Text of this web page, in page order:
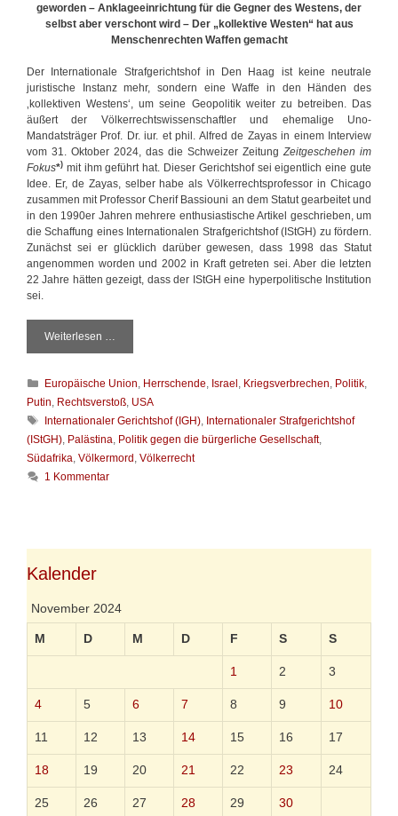
geworden – Anklageeinrichtung für die Gegner des Westens, der
selbst aber verschont wird – Der „kollektive Westen“ hat aus
Menschenrechten Waffen gemacht
Der Internationale Strafgerichtshof in Den Haag ist keine neutrale
juristische Instanz mehr, sondern eine Waffe in den Händen des
‚kollektiven Westens‘, um seine Geopolitik weiter zu betreiben. Das
äußert der Völkerrechtswissenschaftler und ehemalige Uno-
Mandatsträger Prof. Dr. iur. et phil. Alfred de Zayas in einem Interview
vom 31. Oktober 2024, das die Schweizer ZeitungZeitgeschehen im
Fokus*) mit ihm geführt hat. Dieser Gerichtshof sei eigentlich eine gute
Idee. Er, de Zayas, selber habe als Völkerrechtsprofessor in Chicago
zusammen mit Professor Cherif Bassiouni an dem Statut gearbeitet und
in den 1990er Jahren mehrere enthusiastische Artikel geschrieben, um
die Schaffung eines Internationalen Strafgerichtshof (IStGH) zu fördern.
Zunächst sei er glücklich darüber gewesen, dass 1998 das Statut
angenommen worden und 2002 in Kraft getreten sei. Aber die letzten
22 Jahre hätten gezeigt, dass der IStGH eine hyperpolitische Institution
sei.
Weiterlesen …
i
K
o
r
m
e
s
ö
k
r
e
h
K
a
t
g
o
r
Europäische Union, Herrschende, Israel , Kriegsverbrechen, Politik,
Putin, Rechtsverstoß, USA
S
c
h
a
r
e
Internationaler Gerichtshof (IGH), Internationaler Strafgerichtshof
(IStGH), Palästina, Politik gegen die bürgerliche Gesellschaft,
Südafrika, Völkermord , Völkerrecht
1 Kommentar
Kalender
November 2024
M D M D F S S
1 2 3
4 5 6 7 8 9 10
11 12 13 14 15 16 17
18 19 20 21 22 23 24
25 26 27 28 29 30